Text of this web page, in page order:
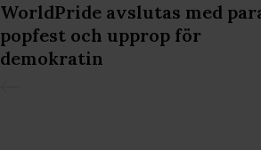
WorldPride avslutas med
popfest och upprop för
demokratin